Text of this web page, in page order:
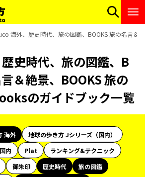
海外、歴史時代、旅の図鑑、BOOKS 旅の名言＆
史時代、旅の図鑑、B
＆絶景、BOOKS 旅の
のガイドブック一覧
海外
地球の歩き方 Jシリーズ（国内）
内 Plat
ランキング&テクニック
御朱印 歴史時代
旅の図鑑